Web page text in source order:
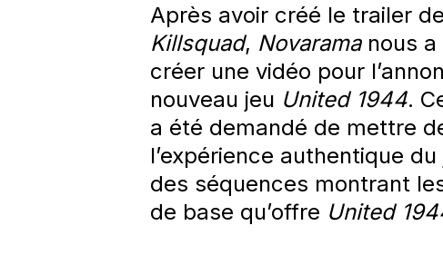
Après avoir créé le trailer
Killsquad, Novaramanous a
créer une vidéo pour
nouveau jeu United 1944.
a été demandé de mettre
l’expérience authentique
des séquences montrant
de base qu’offre United